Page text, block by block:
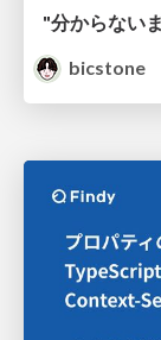
bicstone